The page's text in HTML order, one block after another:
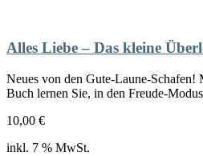
Alles Liebe – Das kleine
Neues von den Gute-Laune-Schafen!
Buch lernen Sie, in den Freude-
10,00 €
inkl. 7 % MwSt.